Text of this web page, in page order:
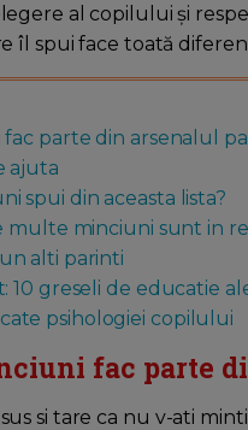
al copilului și
îl spui face toată
fac parte din arsenalul
ajuta
spui din aceasta lista?
multe minciuni sunt in
alti parinti
10 greseli de educatie
psihologiei copilului
fac parte
si tare ca nu v-ati